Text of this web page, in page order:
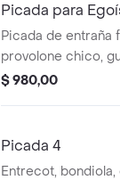
Picada para
Picada de entraña
provolone chico,
$ 980,00
Picada 4
Entrecot,